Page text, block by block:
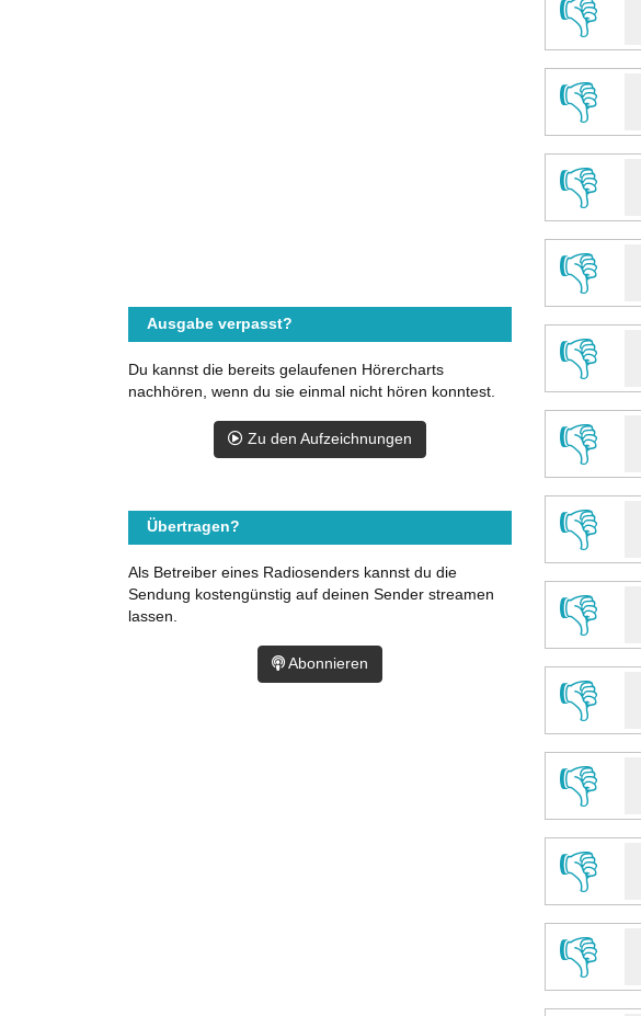
👎
👎
👎
👎
👎
👎
👎
👎
👎
👎
👎
👎
Ausgabe verpasst?
Du kannst die bereits gelaufenen Hörercharts
nachhören, wenn du sie einmal nicht hören konntest.
Zu den Aufzeichnungen
Übertragen?
Als Betreiber eines Radiosenders kannst du die
Sendung kostengünstig auf deinen Sender streamen
lassen.
Abonnieren